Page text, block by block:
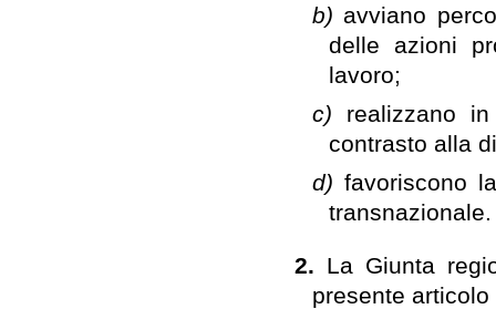
b) avviano
delle azioni
lavoro;
c) realizzano
contrasto alla
d) favoriscono
transnazionale.
2. La Giunta
presente